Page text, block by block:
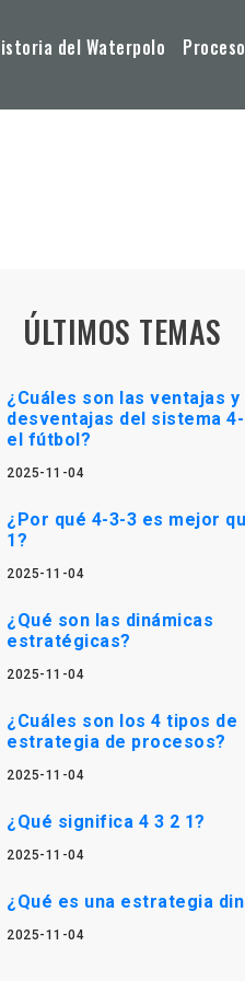
del Waterpolo
ÚLTIMOS TEMAS
¿Cuáles son las ventajas y
desventajas del sistema
el fútbol?
2025-11-04
¿Por qué 4-3-3 es mejor
1?
2025-11-04
¿Qué son las dinámicas
estratégicas?
2025-11-04
¿Cuáles son los 4 tipos de
estrategia de procesos?
2025-11-04
¿Qué significa 4 3 2 1?
2025-11-04
¿Qué es una estrategia
2025-11-04